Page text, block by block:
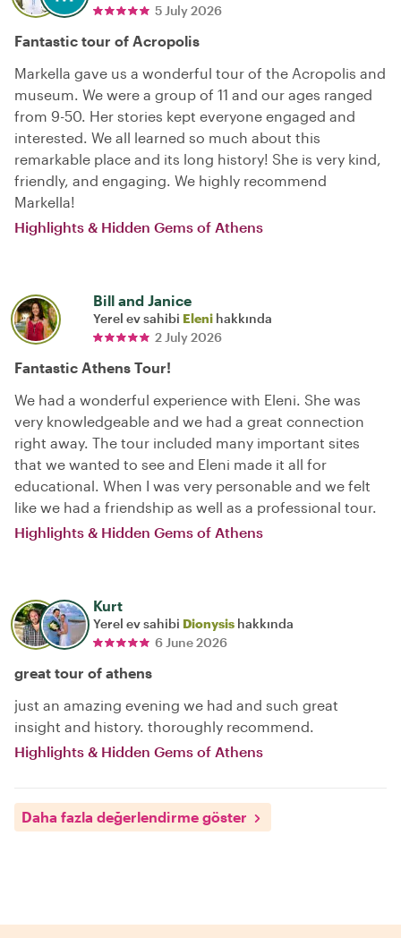
5 July 2026
Fantastic tour of Acropolis
Markella gave us a wonderful tour of the Acropolis and
museum. We were a group of 11 and our ages ranged
from 9-50. Her stories kept everyone engaged and
interested. We all learned so much about this
remarkable place and its long history! She is very kind,
friendly, and engaging. We highly recommend
Markella!
Highlights & Hidden Gems of Athens
Bill and Janice
Yerel ev sahibi Eleni hakkında
2 July 2026
Fantastic Athens Tour!
We had a wonderful experience with Eleni. She was
very knowledgeable and we had a great connection
right away. The tour included many important sites
that we wanted to see and Eleni made it all for
educational. When I was very personable and we felt
like we had a friendship as well as a professional tour.
Highlights & Hidden Gems of Athens
Kurt
Yerel ev sahibi Dionysis hakkında
6 June 2026
great tour of athens
just an amazing evening we had and such great
insight and history. thoroughly recommend.
Highlights & Hidden Gems of Athens
Daha fazla değerlendirme göster